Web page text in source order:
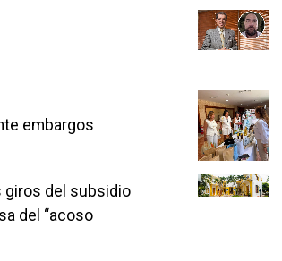
embargos
giros del subsidio
del “acoso